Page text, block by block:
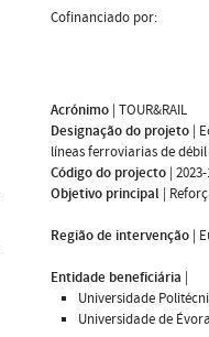
Cofinanciado por:
Acrónimo | TOUR&RAIL
Designação do projeto |
líneas ferroviarias de
Código do projecto |
Objetivo principal |
Região de intervenção |
Entidade beneficiária |
Universidade
Universidade de